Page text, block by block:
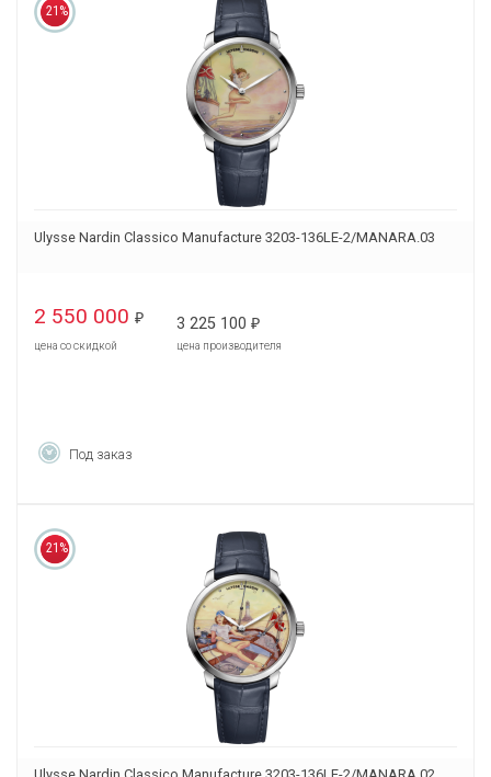
21%
Ulysse Nardin Classico Manufacture 3203-136LE-2/MANARA.03
2 550 000 ₽
цена со скидкой
3 225 100 ₽
цена производителя
Под заказ
21%